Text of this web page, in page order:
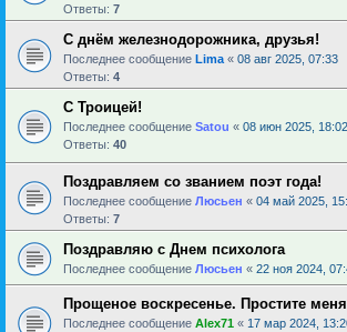
Ответы: 7
С днём железнодорожника, друзья!
Последнее сообщение Lima « 08 авг 2025, 07:33
Ответы: 4
С Троицей!
Последнее сообщение Satou « 08 июн 2025, 18:02
Ответы: 40
Поздравляем со званием поэт года!
Последнее сообщение Люсьен « 04 май 2025,
Ответы: 7
Поздравляю с Днем психолога
Последнее сообщение Люсьен « 22 ноя 2024,
Прощеное воскресенье. Простите
Последнее сообщение Alex71 « 17 мар 2024,